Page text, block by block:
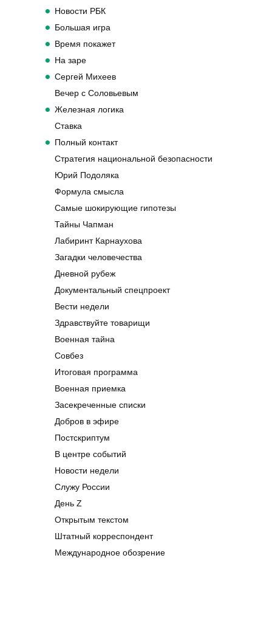
Новости РБК
Большая игра
Время покажет
На заре
Сергей Михеев
Вечер с Соловьевым
Железная логика
Ставка
Полный контакт
Стратегия национальной безопасности
Юрий Подоляка
Формула смысла
Самые шокирующие гипотезы
Тайны Чапман
Лабиринт Карнаухова
Загадки человечества
Дневной рубеж
Документальный спецпроект
Вести недели
Здравствуйте товарищи
Военная тайна
Совбез
Итоговая программа
Военная приемка
Засекреченные списки
Добров в эфире
Постскриптум
В центре событий
Новости недели
Служу России
День Z
Открытым текстом
Штатный корреспондент
Международное обозрение